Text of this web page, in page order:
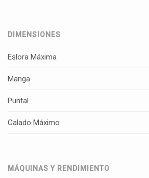
DIMENSIONES
Eslora Máxima
Manga
Puntal
Calado Máximo
MÁQUINAS Y RENDIMIENTO